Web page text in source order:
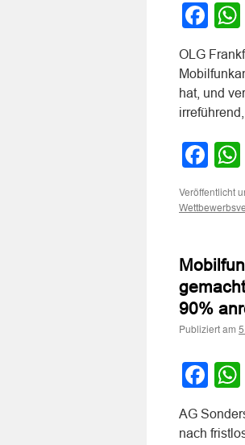
OLG
hat, und
Veröffentlicht
90%
Publiziert am
AG
nach